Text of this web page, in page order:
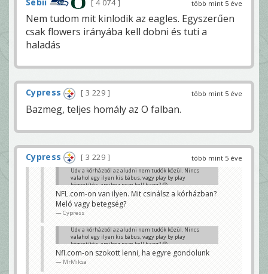
több mint 5 éve
4 074
Nem tudom mit kinlodik az eagles. Egyszerűen
csak flowers irányába kell dobni és tuti a
haladás
több mint 5 éve
Cypress 3 229
Bazmeg, teljes homály az O falban.
több mint 5 éve
Cypress 3 229
Üdv a kórházból az aludni nem tudók közül. Nincs
valahol egy ilyen kis bábus, vagy play by play
közvetítés, amihez nem kell hang? 😊
kristóf17
NFL.com-on van ilyen. Mit csinálsz a kórházban?
Meló vagy betegség?
Cypress
Üdv a kórházból az aludni nem tudók közül. Nincs
valahol egy ilyen kis bábus, vagy play by play
közvetítés, amihez nem kell hang? 😊
kristóf17
Nfl.com-on szokott lenni, ha egyre gondolunk
MrMiksa